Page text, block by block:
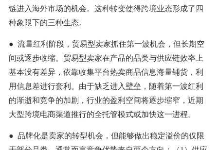
链进入海外市场的机会。这种转变使得跨境业态形成了四
种象限下的三种生态。
● 流量红利阶段，贸易型卖家抓住第一波机会，但长期空
间或逐步收缩。贸易型卖家在产品的品类与供应链效率上
基本没有差异，依靠收集平台热卖商品信息海量铺货，利
用信息差进行套利。由于缺乏进入壁垒，随着第一波红利
的渐逝和竞争的加剧，行业的盈利空间将逐步缩窄，近期
大型跨境电商渠道推行的全托管模式或加快这一进程。
● 品牌化是卖家的转型机会，但能够做出稳定溢价的仅限